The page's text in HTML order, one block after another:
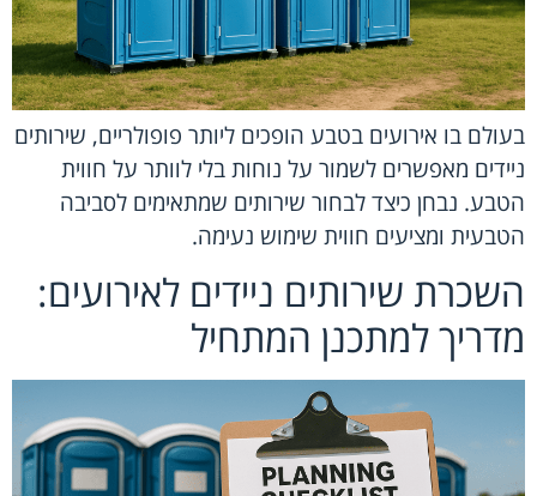
בעולם בו אירועים בטבע הופכים ליותר פופולריים, שירותים
ניידים מאפשרים לשמור על נוחות בלי לוותר על חווית
הטבע. נבחן כיצד לבחור שירותים שמתאימים לסביבה
הטבעית ומציעים חווית שימוש נעימה.
השכרת שירותים ניידים לאירועים:
מדריך למתכנן המתחיל